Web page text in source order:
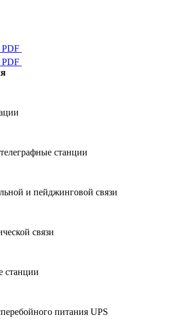
PDF
PDF
станции
и пейджинговой связи
связи
станции
питания UPS